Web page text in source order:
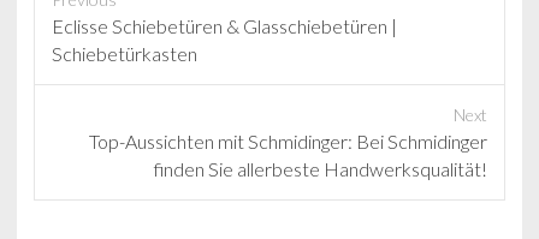
P
r
e
Eclisse Schiebetüren & Glasschiebetüren |
Schiebetürkasten
Next
x
Top-Aussichten mit Schmidinger: Bei Schmidinger
finden Sie allerbeste Handwerksqualität!